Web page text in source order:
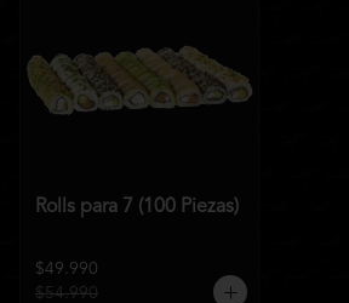
Rolls para 7 (100 Piezas)
$49.990
$54.990